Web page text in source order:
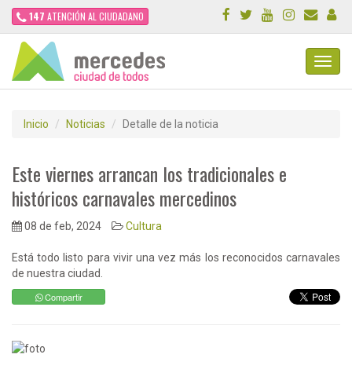
147 ATENCIÓN AL CIUDADANO
Inicio Noticias Detalle de la noticia
Este viernes arrancan los tradicionales e
históricos carnavales mercedinos
08 de feb, 2024 Cultura
Está todo listo para vivir una vez más los reconocidos carnavales
de nuestra ciudad.
Compartir